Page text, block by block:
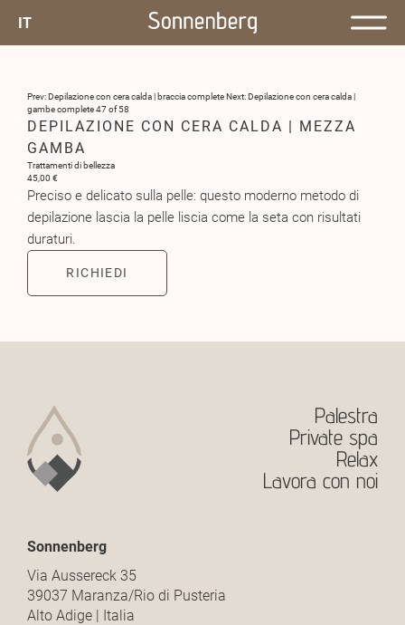
IT
Prev: Depilazione con cera calda | braccia completeNext: Depilazione con cera calda |
gambe complete47 of 58
DEPILAZIONE CON CERA CALDA | MEZZA
GAMBA
Trattamenti di bellezza
45,00 €
Preciso e delicato sulla pelle: questo moderno metodo di
depilazione lascia la pelle liscia come la seta con risultati
duraturi.
RICHIEDI
Palestra
Private spa
Relax
Lavora con noi
Sonnenberg
Via Aussereck 35
39037 Maranza/Rio di Pusteria
Alto Adige | Italia